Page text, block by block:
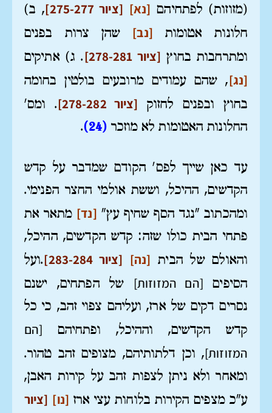
(מזוזות) לפתחיהם [נא] [ציור 275-277]
, ב)
חלונות אטומות [נב] שהן צרות בפנים
ומתרחבות בחוץ [ציור 278-281] . ג) אתיקים
[נג], שהם עמודים מרובעים בולטין בחומה
בחוץ ובפנים לחזוק [ציור 278-282]
. ומס'
החלונות האטומות לא מוזכר (24)
.
עד כאן שייך לפס' הקודם שמדבר על קדש
הקדשים, ההיכל, וששת אולמי החצר הפנימי.
ומהכתוב "נגד הסף שחיף עץ" [נד] מתאר את
פתחי הבית כולו שזה: קדש הקדשים, ההיכל,
והאולם של הבית [נה] [ציור 283-284]
.ועל
הסיפים [הם המזוזות]
של הפתחים, ישנם
נסרים דקים של ארז, ועליהם צפוי זהב, כי כל
קדש הקדשים, וההיכל, ופתחיהם [הם
המזוזות], וכן דלתותיהם, מצופים זהב טהור.
ומאחר ולא ניתן לצפות זהב על קירות האבן,
ע"כ מצפים הקירות בלוחות עצי ארז [נו] [ציור